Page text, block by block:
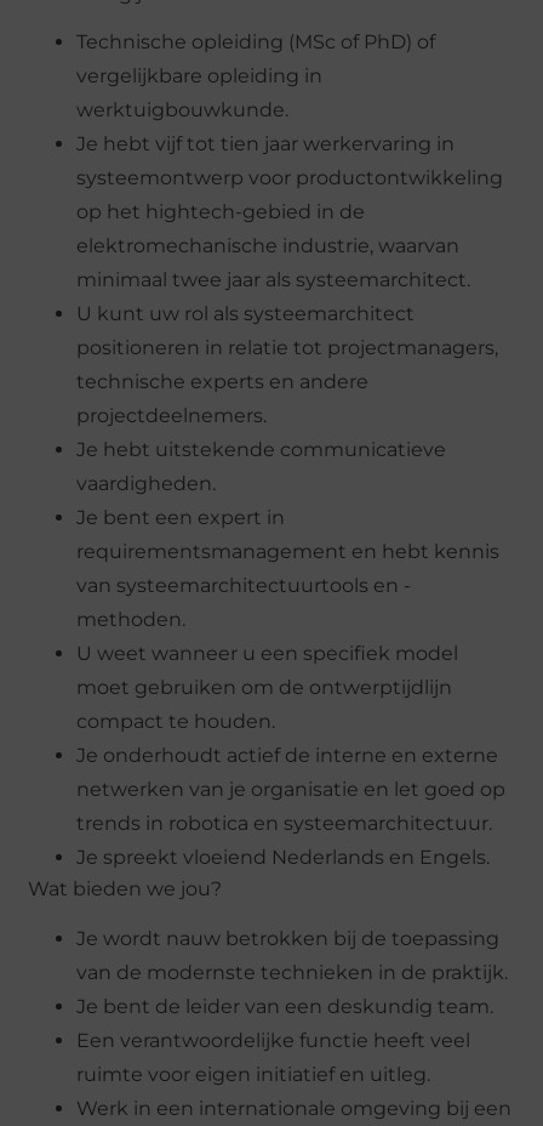
Technische opleiding (MSc of PhD) of
vergelijkbare opleiding in
werktuigbouwkunde.
Je hebt vijf tot tien jaar werkervaring in
systeemontwerp voor productontwikkeling
op het hightech-gebied in de
elektromechanische industrie, waarvan
minimaal twee jaar als systeemarchitect.
U kunt uw rol als systeemarchitect
positioneren in relatie tot projectmanagers,
technische experts en andere
projectdeelnemers.
Je hebt uitstekende communicatieve
vaardigheden.
Je bent een expert in
requirementsmanagement en hebt kennis
van systeemarchitectuurtools en -
methoden.
U weet wanneer u een specifiek model
moet gebruiken om de ontwerptijdlijn
compact te houden.
Je onderhoudt actief de interne en externe
netwerken van je organisatie en let goed op
trends in robotica en systeemarchitectuur.
Je spreekt vloeiend Nederlands en Engels.
Wat bieden we jou?
Je wordt nauw betrokken bij de toepassing
van de modernste technieken in de praktijk.
Je bent de leider van een deskundig team.
Een verantwoordelijke functie heeft veel
ruimte voor eigen initiatief en uitleg.
Werk in een internationale omgeving bij een